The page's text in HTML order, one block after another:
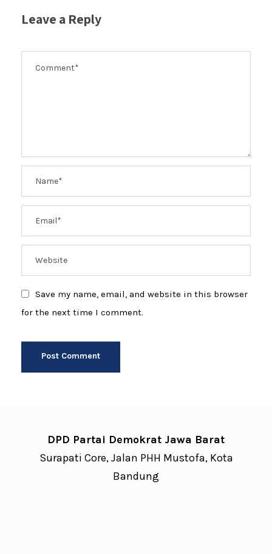
Leave a Reply
Save my name, email, and website in this browser
for the next time I comment.
DPD Partai Demokrat Jawa Barat
Surapati Core, Jalan PHH Mustofa, Kota
Bandung